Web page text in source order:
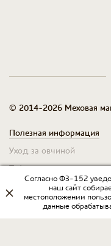
© 2014-2026 Меховая
Полезная информация
Уход за овчиной
Таблица размеров
Оптовикам
Согласно ФЗ-152
наш сайт
местоположении
данные